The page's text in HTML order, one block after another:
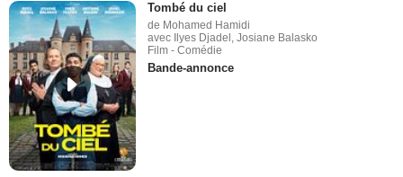
Tombé du ciel
de Mohamed Hamidi
avec Ilyes Djadel, Josiane Balasko
Film - Comédie
Bande-annonce